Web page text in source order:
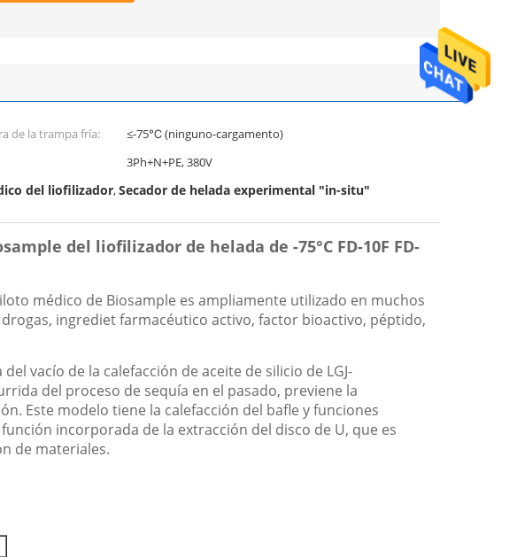
de la trampa fría:
≤-75℃ (ninguno-cargamento)
3Ph+N+PE, 380V
del liofilizador,Secador de helada experimental "in-situ"
del liofilizador de helada de -75°C FD-10F FD-
médico de Biosample es ampliamente utilizado en muchos
ingrediet farmacéutico activo, factor bioactivo, péptido,
vacío de la calefacción de aceite de silicio de LGJ-
del proceso de sequía en el pasado, previene la
Este modelo tiene la calefacción del bafle y funciones
incorporada de la extracción del disco de U, que es
de materiales.